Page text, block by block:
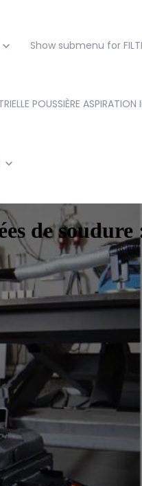
Show submenu for
POUSSIÈRE ASPIRATION
de soudure